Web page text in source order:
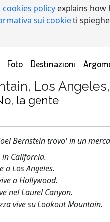
cookies policy explains how
sui cookieti
Foto Destinazioni
Los Angeles,
la gente
Bernstein trovo' in un
in California.
a Los Angeles.
a Hollywood.
nel Laurel Canyon.
vive su Lookout Mountain.